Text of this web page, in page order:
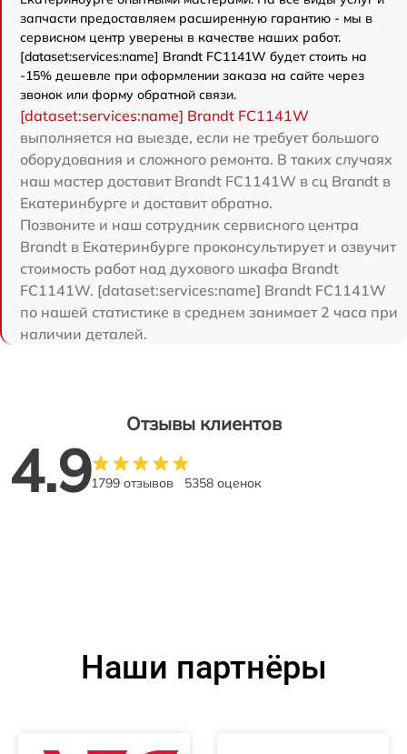
запчасти предоставляем расширенную гарантию - мы в
сервисном центр уверены в качестве наших работ.
[dataset:services:name] Brandt FC1141W будет стоить на
-15% дешевле при оформлении заказа на сайте через
звонок или форму обратной связи.
[dataset:services:name] Brandt FC1141W
выполняется на выезде, если не требует большого
оборудования и сложного ремонта. В таких случаях
наш мастер доставит Brandt FC1141W в сц Brandt в
Екатеринбурге и доставит обратно.
Позвоните и наш сотрудник сервисного центра
Brandt в Екатеринбурге проконсультирует и озвучит
стоимость работ над духового шкафа Brandt
FC1141W. [dataset:services:name] Brandt FC1141W
по нашей статистике в среднем занимает 2 часа при
наличии деталей.
Отзывы клиентов
4.91799 отзывов 5358 оценок
Наши партнёры